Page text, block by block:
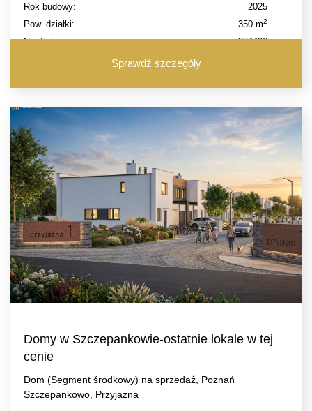
Rok budowy:
2025
Pow. działki:
350 m2
Nr oferty: 384406
Sprawdź szczegóły
Domy w Szczepankowie-ostatnie lokale w tej
cenie
Dom (Segment środkowy) na sprzedaż, Poznań
Szczepankowo, Przyjazna